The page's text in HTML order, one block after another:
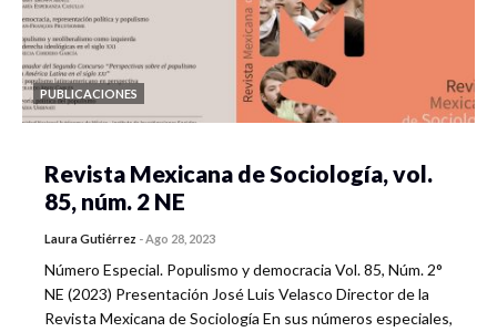
PUBLICACIONES
Revista Mexicana de Sociología, vol.
85, núm. 2 NE
Laura Gutiérrez -Ago 28, 2023
Número Especial. Populismo y democracia Vol. 85, Núm. 2°
NE (2023) Presentación José Luis Velasco Director de la
Revista Mexicana de Sociología En sus números especiales,